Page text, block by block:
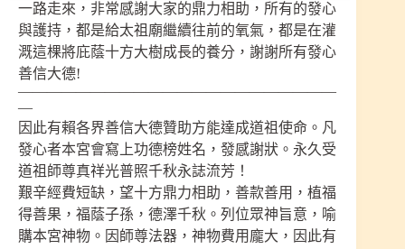
一路走來，非常感謝大家的鼎力相助，所有的發心
與護持，都是給太祖廟繼續往前的氧氣，都是在灌
溉這棵將庇蔭十方大樹成長的養分，謝謝所有發心
善信大德!
——————————————————————
—
因此有賴各界善信大德贊助方能達成道祖使命。凡
發心者本宮會寫上功德榜姓名，發感謝狀。永久受
道祖師尊真祥光普照千秋永誌流芳！
艱辛經費短缺，望十方鼎力相助，善款善用，植福
得善果，福蔭子孫，德澤千秋。列位眾神旨意，喻
購本宮神物。因師尊法器，神物費用龐大，因此有